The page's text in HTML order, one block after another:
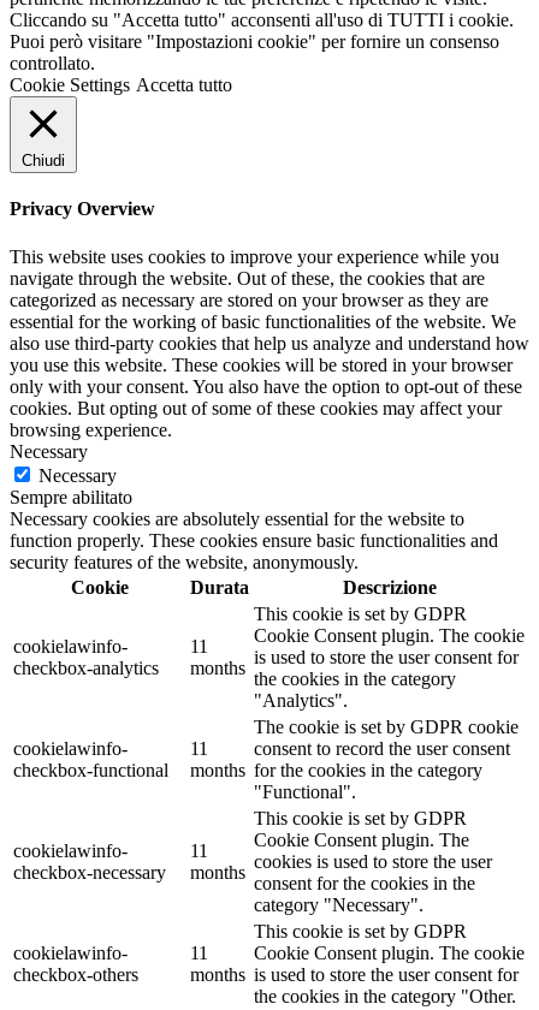
Cliccando su "Accetta tutto" acconsenti all'uso di TUTTI i cookie.
Puoi però visitare "Impostazioni cookie" per fornire un consenso
controllato.
Cookie Settings Accetta tutto
Chiudi
Privacy Overview
This website uses cookies to improve your experience while you
navigate through the website. Out of these, the cookies that are
categorized as necessary are stored on your browser as they are
essential for the working of basic functionalities of the website. We
also use third-party cookies that help us analyze and understand how
you use this website. These cookies will be stored in your browser
only with your consent. You also have the option to opt-out of these
cookies. But opting out of some of these cookies may affect your
browsing experience.
Necessary
Necessary
Sempre abilitato
Necessary cookies are absolutely essential for the website to
function properly. These cookies ensure basic functionalities and
security features of the website, anonymously.
Cookie
Durata Descrizione
cookielawinfo-
checkbox-analytics
11
months
This cookie is set by GDPR
Cookie Consent plugin. The cookie
is used to store the user consent for
the cookies in the category
"Analytics".
cookielawinfo-
checkbox-functional
11
months
The cookie is set by GDPR cookie
consent to record the user consent
for the cookies in the category
"Functional".
cookielawinfo-
checkbox-necessary
11
months
This cookie is set by GDPR
Cookie Consent plugin. The
cookies is used to store the user
consent for the cookies in the
category "Necessary".
cookielawinfo-
checkbox-others
11
months
This cookie is set by GDPR
Cookie Consent plugin. The cookie
is used to store the user consent for
the cookies in the category "Other.